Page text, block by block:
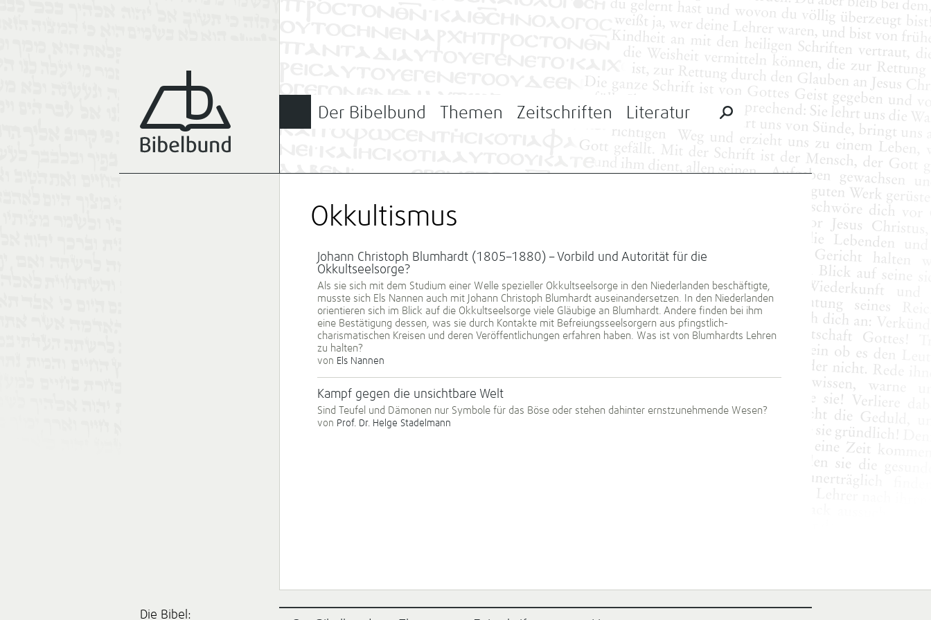
Der Bibelbund Themen Zeitschriften Literatur
Okkultismus
Johann Christoph Blumhardt (1805–1880) – Vorbild und Autorität für die
Okkultseelsorge?
Als sie sich mit dem Studium einer Welle spezieller Okkultseelsorge in den Niederlanden beschäftigte,
musste sich Els Nannen auch mit Johann Christoph Blumhardt auseinandersetzen. In den Niederlanden
orientieren sich im Blick auf die Okkultseelsorge viele Gläubige an Blumhardt. Andere finden bei ihm
eine Bestätigung dessen, was sie durch Kontakte mit Befreiungsseelsorgern aus pfingstlich-
charismatischen Kreisen und deren Veröffentlichungen erfahren haben. Was ist von Blumhardts Lehren
zu halten?
von Els Nannen
Kampf gegen die unsichtbare Welt
Sind Teufel und Dämonen nur Symbole für das Böse oder stehen dahinter ernstzunehmende Wesen?
von Prof. Dr. Helge Stadelmann
Die Bibel: